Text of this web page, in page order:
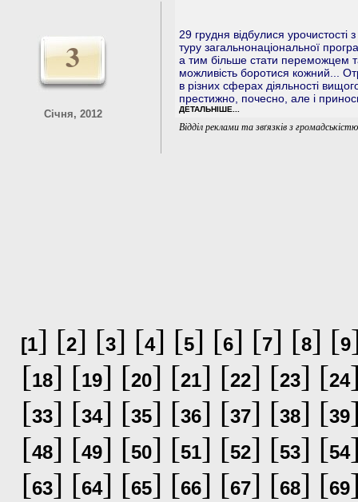
3
Січня, 2012
29 грудня відбулися урочистості
туру загальнонаціональної
а тим більше стати переможцем
можливість боротися кожний...
в різних сферах діяльності
престижно, почесно, але і
ДЕТАЛЬНІШЕ...
Відділ реклами та звґязків з
[1] [2] [3] [4] [5] [6] [7] [8] [9
[18] [19] [20] [21] [22] [23] [24
[33] [34] [35] [36] [37] [38] [39
[48] [49] [50] [51] [52] [53] [54
[63] [64] [65] [66] [67] [68] [69